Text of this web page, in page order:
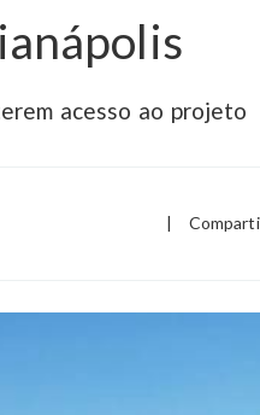
acesso ao projeto
|